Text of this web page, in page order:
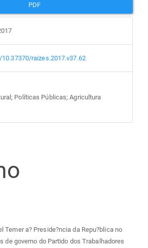
PDF
raizes.2017.v37.62
Políticas Públicas; Agricultura
Temer a? Preside?ncia da Repu?blica no
de governo do Partido dos Trabalhadores